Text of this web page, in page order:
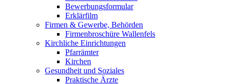
Bewerbungsformular
Erklärfilm
Firmen & Gewerbe, Behörden
Firmenbroschüre Wallenfels
Kirchliche Einrichtungen
Pfarrämter
Kirchen
Gesundheit und Soziales
Praktische Ärzte